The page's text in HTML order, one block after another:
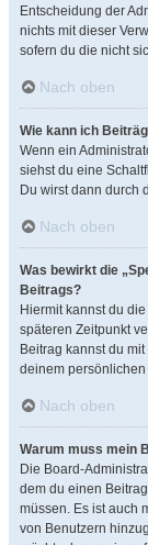
Entscheidung der
nichts mit dieser
sofern du die nicht
Nach oben
Wie kann ich
Wenn ein
siehst du eine
Du wirst dann durch
Nach oben
Was bewirkt die
Beitrags?
Hiermit kannst du
späteren Zeitpunkt
Beitrag kannst du
deinem
Nach oben
Warum muss mein
Die Board-
dem du einen
müssen. Es ist auch
von Benutzern